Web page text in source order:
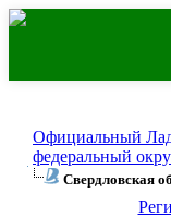
Официальный
федеральный
Свердловская